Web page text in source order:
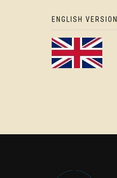
ENGLISH VERSION